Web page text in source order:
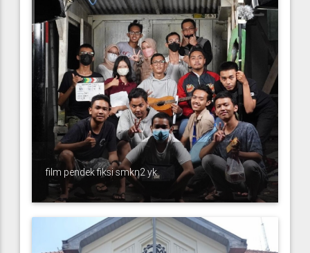
film pendek fiksi smkn2 yk